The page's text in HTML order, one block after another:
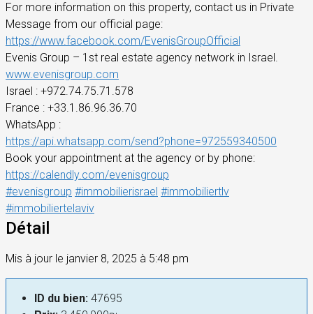
For more information on this property, contact us in Private
Message from our official page:
https://www.facebook.com/EvenisGroupOfficial
Evenis Group – 1st real estate agency network in Israel.
www.evenisgroup.com
Israel : +972.74.75.71.578
France : +33.1.86.96.36.70
WhatsApp :
https://api.whatsapp.com/send?phone=972559340500
Book your appointment at the agency or by phone:
https://calendly.com/evenisgroup
#evenisgroup #immobilierisrael #immobiliertlv
#immobiliertelaviv
Détail
Mis à jour le janvier 8, 2025 à 5:48 pm
ID du bien: 47695